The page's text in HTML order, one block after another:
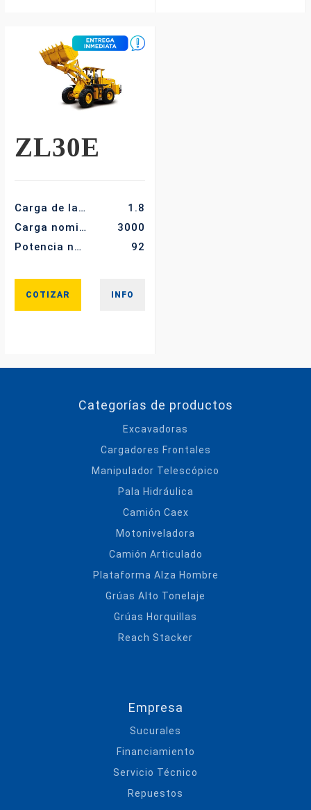
ZL30E
Carga de la cuchara (m³)
1.8
Carga nominal (kg)
3000
Potencia nominal (kw)
92
COTIZAR INFO
Categorías de productos
Excavadoras
Cargadores Frontales
Manipulador Telescópico
Pala Hidráulica
Camión Caex
Motoniveladora
Camión Articulado
Plataforma Alza Hombre
Grúas Alto Tonelaje
Grúas Horquillas
Reach Stacker
Empresa
Sucurales
Financiamiento
Servicio Técnico
Repuestos